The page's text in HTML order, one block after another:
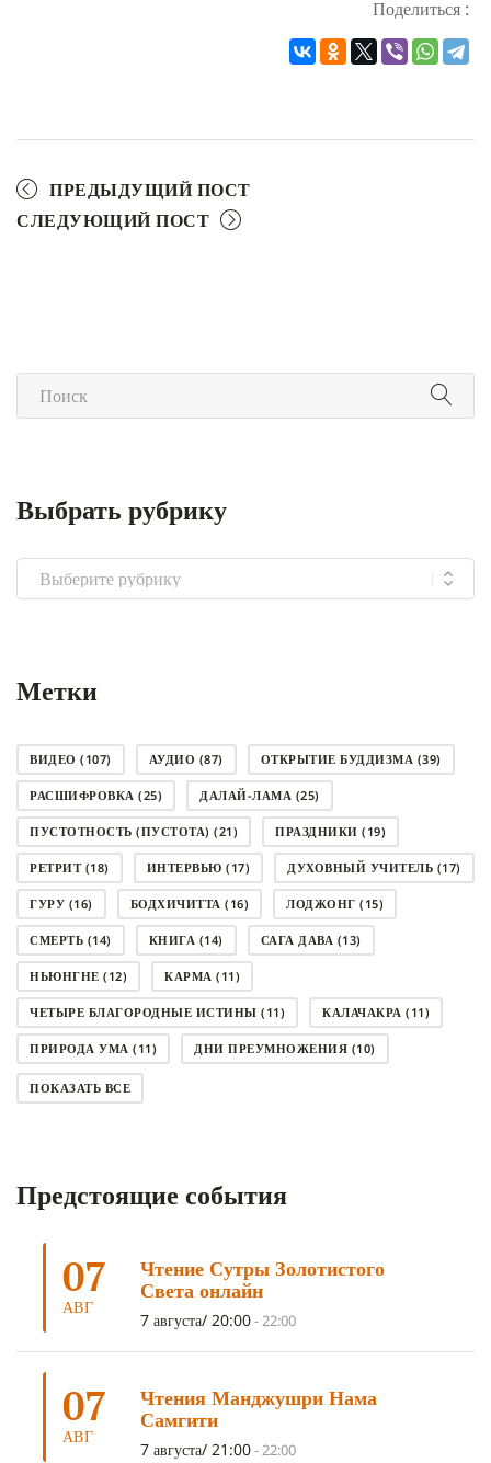
Поделиться :
ПРЕДЫДУЩИЙ ПОСТ
СЛЕДУЮЩИЙ ПОСТ
Выбрать рубрику
Выбрать
рубрику
Метки
ВИДЕО (107) АУДИО (87) ОТКРЫТИЕ БУДДИЗМА (39)
РАСШИФРОВКА (25) ДАЛАЙ-ЛАМА (25)
ПУСТОТНОСТЬ (ПУСТОТА) (21) ПРАЗДНИКИ (19)
РЕТРИТ(18) ИНТЕРВЬЮ (17) ДУХОВНЫЙ УЧИТЕЛЬ (17)
ГУРУ (16) БОДХИЧИТТА (16) ЛОДЖОНГ (15)
СМЕРТЬ (14) КНИГА (14) САГА ДАВА (13)
НЬЮНГНЕ (12) КАРМА (11)
ЧЕТЫРЕ БЛАГОРОДНЫЕ ИСТИНЫ (11) КАЛАЧАКРА (11)
ПРИРОДА УМА (11) ДНИ ПРЕУМНОЖЕНИЯ (10)
СОВЕТ(10)
АНАЛИТИЧЕСКАЯ МЕДИТАЦИЯ(7)
ТРИ ОСНОВЫ ПУТИ(5) ЛХАБАБ ДУЧЕН(5)
ОЧИСТИТЕЛЬНЫЕ ПРАКТИКИ(5)
УМ И ЕГО ПОТЕНЦИАЛ
ОТРЕЧЕНИЕ
ПОДНОШЕНИЯ (4) ВОСЕМЬ СТРОФ(4)
ГАНДЕН ЛХАГЬЯМА(3) РАВНОСТНОСТЬ
ПОКАЗАТЬ ВСЕ
Предстоящие события
07
АВГ
Чтение Сутры Золотистого
Света онлайн
7 августа/ 20:00-22:00
07
АВГ
Чтения Манджушри Нама
Самгити
7 августа/ 21:00-22:00